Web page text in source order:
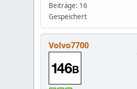
Beiträge: 16
Gespeichert
Volvo7700